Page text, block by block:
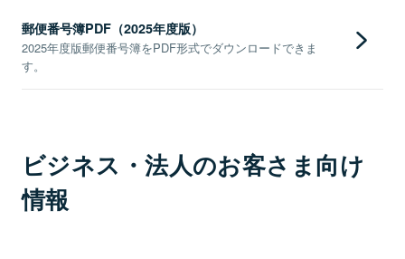
郵便番号簿PDF（2025年度版）
2025年度版郵便番号簿をPDF形式でダウンロードできま
す。
ビジネス・法人のお客さま向け
情報